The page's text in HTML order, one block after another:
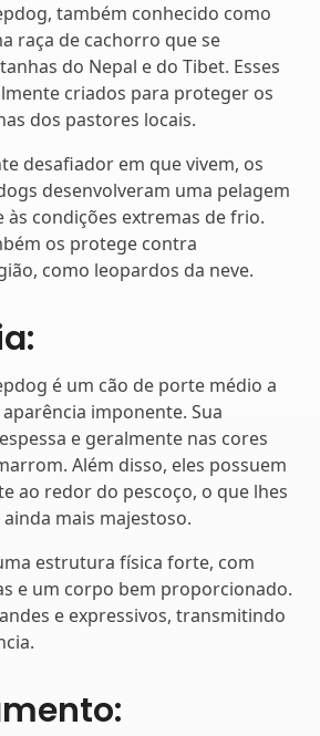
também conhecido como
raça de cachorro que se
do Nepal e do Tibet. Esses
criados para proteger os
dos pastores locais.
desafiador em que vivem, os
desenvolveram uma pelagem
às condições extremas de frio.
os protege contra
como leopardos da neve.
é um cão de porte médio a
imponente. Sua
e geralmente nas cores
Além disso, eles possuem
ao redor do pescoço, o que lhes
mais majestoso.
estrutura física forte, com
e um corpo bem proporcionado.
e expressivos, transmitindo